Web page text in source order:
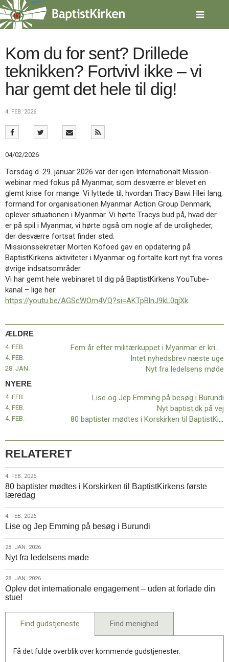
Spring
menu
over
gå
indholdVend
tilbage
1.0:
Forside
Kalender
5.0:
Værktøjskassen
7.0:
Om
BaptistKirken
8.0:
Kontakt
9.0:
Forside
10.0:
Nyheder
11.0:
Kalender
12.0:
Inspiration
13.0:
Værktøjskassen
14.0:
Mission
15.0:
Om
BaptistKirken
16.0:
Kontakt
indlæg:
Lise
og
Jep
Emming
på
Burundi
indlæg:
efter
militærkuppet
Myanmar
er
krisen
værre
end
nogensinde
Kom du for sent? Drillede
teknikken? Fortvivl ikke – vi
har gemt det hele til dig!
4. FEB. 2026
04/02/2026
Torsdag d. 29. januar 2026 var der igen Internationalt Mission-
webinar med fokus på Myanmar, som desværre er blevet en
glemt krise for mange. Vi lyttede til, hvordan Tracy Bawi Hlei Iang,
formand for organisationen Myanmar Action Group Denmark,
oplever situationen i Myanmar. Vi hørte Tracys bud på, hvad der
er på spil i Myanmar, vi hørte også om nogle af de uroligheder,
der desværre fortsat finder sted.
Missionssekretær Morten Kofoed gav en opdatering på
BaptistKirkens aktiviteter i Myanmar og fortalte kort nyt fra vores
øvrige indsatsområder.
Vi har gemt hele webinaret til dig på BaptistKirkens YouTube-
kanal – lige her:
https://youtu.be/AGScWOrn4VQ?si=AKTpBlnJ9kL0qjXk.
ÆLDRE
4. FEB. Fem år efter militærkuppet i Myanmar er krisen værre end nogensinde
4. FEB. Intet nyhedsbrev næste uge
28. JAN. Nyt fra ledelsens møde
NYERE
Lise og Jep Emming på besøg i Burundi
4. FEB.
Nyt baptist.dk på vej
4. FEB.
80 baptister mødtes i Korskirken til BaptistKirkens første læredag
4. FEB.
RELATERET
4.
feb.
2026
4. FEB. 2026
80 baptister mødtes i Korskirken til BaptistKirkens første
læredag
4.
feb.
2026
4. FEB. 2026
Lise og Jep Emming på besøg i Burundi
28.
jan.
2026
28. JAN. 2026
Nyt fra ledelsens møde
28.
jan.
2026
28. JAN. 2026
Oplev det internationale engagement – uden at forlade din
stue!
Find gudstjeneste Find menighed
Få det fulde overblik over kommende gudstjenester.